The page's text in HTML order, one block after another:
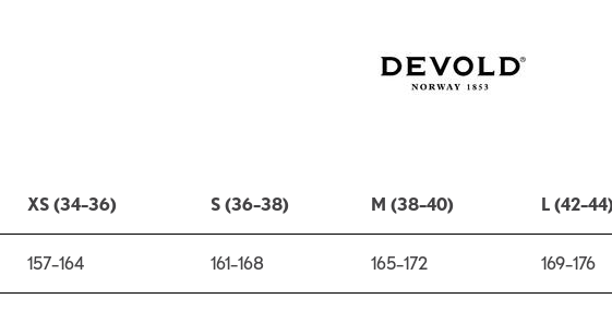
XS (34–36) S (36–38) M (38–40) L
157–164 161–168 165–172 169–176